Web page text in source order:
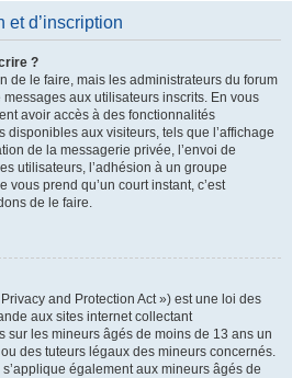
et d’inscription
?
de le faire, mais les administrateurs du forum
aux utilisateurs inscrits. En vous
avoir accès à des fonctionnalités
aux visiteurs, tels que l’affichage
de la messagerie privée, l’envoi de
utilisateurs, l’adhésion à un groupe
vous prend qu’un court instant, c’est
de le faire.
and Protection Act ») est une loi des
aux sites internet collectant
sur les mineurs âgés de moins de 13 ans un
des tuteurs légaux des mineurs concernés.
également aux mineurs âgés de